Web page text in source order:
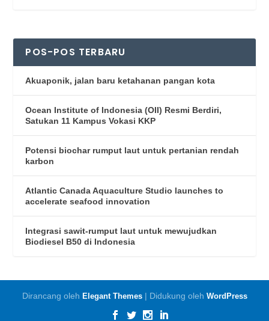
POS-POS TERBARU
Akuaponik, jalan baru ketahanan pangan kota
Ocean Institute of Indonesia (OII) Resmi Berdiri,
Satukan 11 Kampus Vokasi KKP
Potensi biochar rumput laut untuk pertanian rendah
karbon
Atlantic Canada Aquaculture Studio launches to
accelerate seafood innovation
Integrasi sawit-rumput laut untuk mewujudkan
Biodiesel B50 di Indonesia
Dirancang oleh Elegant Themes| Didukung oleh WordPress